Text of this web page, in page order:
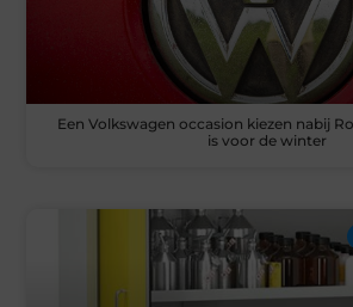
Een Volkswagen occasion kiezen nabij
is voor de winter